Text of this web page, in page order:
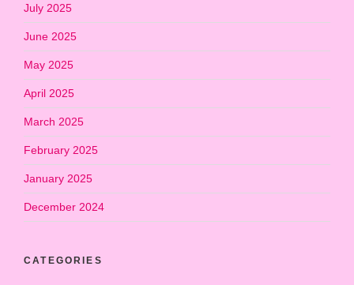
July 2025
June 2025
May 2025
April 2025
March 2025
February 2025
January 2025
December 2024
CATEGORIES